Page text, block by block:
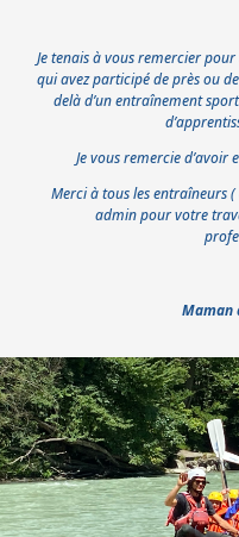
Je tenais à vous remercier
qui avez participé de près ou
delà d’un entraînement
Je vous remercie d’avoir
Merci à tous les entraîneurs
admin pour votre
Maman